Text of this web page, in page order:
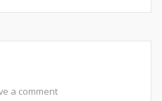
a comment